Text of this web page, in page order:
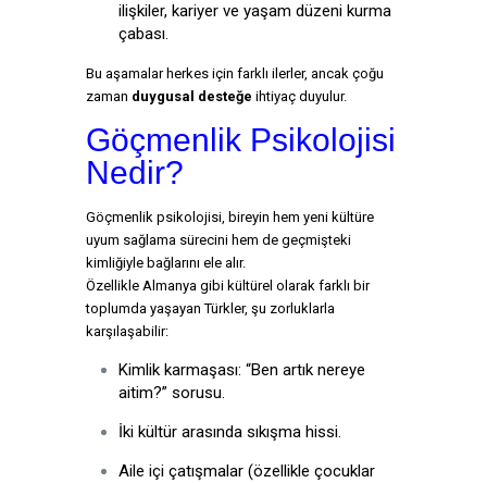
ilişkiler, kariyer ve yaşam düzeni kurma
çabası.
Bu aşamalar herkes için farklı ilerler, ancak çoğu
zaman duygusal desteğe ihtiyaç duyulur.
Göçmenlik Psikolojisi
Nedir?
Göçmenlik psikolojisi, bireyin hem yeni kültüre
uyum sağlama sürecini hem de geçmişteki
kimliğiyle bağlarını ele alır.
Özellikle Almanya gibi kültürel olarak farklı bir
toplumda yaşayan Türkler, şu zorluklarla
karşılaşabilir:
Kimlik karmaşası: “Ben artık nereye
aitim?” sorusu.
İki kültür arasında sıkışma hissi.
Aile içi çatışmalar (özellikle çocuklar